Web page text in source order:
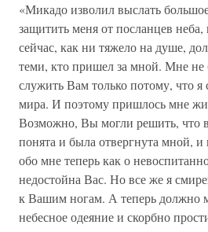
«Микадо изволил выслать
защитить меня от посланцев
сейчас, как ни тяжело на душе,
теми, кто пришел за мной. Мне не
служить Вам только потому, что я
мира. И поэтому пришлось мне
Возможно, Вы могли решить, что
понята и была отвергнута мной,
обо мне теперь как о
недостойна Вас. Но все же я
к Вашим ногам. А теперь должно
небесное одеяние и скорбно